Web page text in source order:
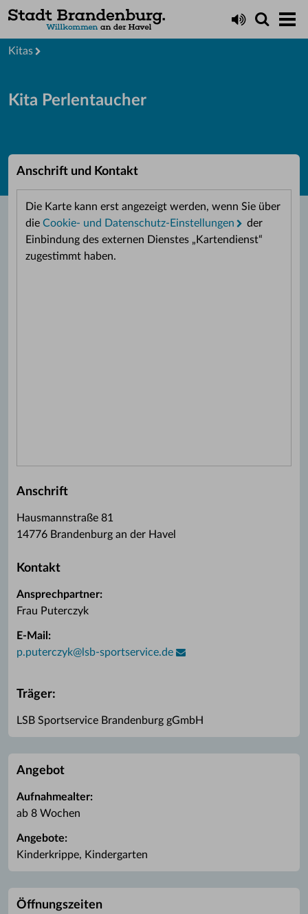
Kitas
Kita Perlentaucher
Anschrift und Kontakt
Die Karte kann erst angezeigt werden, wenn Sie über
die Cookie- und Datenschutz-Einstellungen
der
Einbindung des externen Dienstes „Kartendienst“
zugestimmt haben.
Anschrift
Hausmannstraße 81
14776 Brandenburg an der Havel
Kontakt
Ansprechpartner:
Frau Puterczyk
E-Mail:
p.puterczyk@ lsb-sportservice.de
Träger:
LSB Sportservice Brandenburg gGmbH
Angebot
Aufnahmealter:
ab 8 Wochen
Angebote:
Kinderkrippe, Kindergarten
Öffnungszeiten